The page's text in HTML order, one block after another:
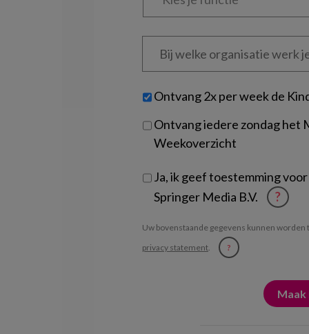
Bij
welke
je?
Untitled
Ontvang 2x per week de
Ontvang iedere zondag het
Weekoverzicht
Ja, ik geef toestemming
Springer Media B.V.
?
Uw bovenstaande gegevens kunnen
privacy statement. ?